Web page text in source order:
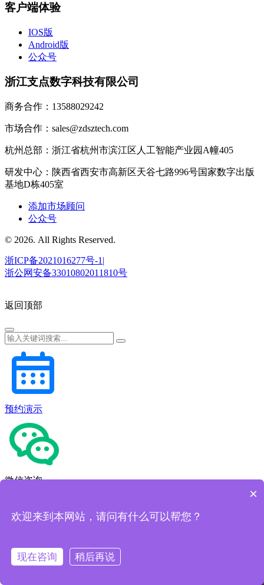
客户端体验
IOS版
Android版
公众号
浙江支点数字科技有限公司
商务合作：13588029242
市场合作：sales@zdsztech.com
杭州总部：浙江省杭州市滨江区人工智能产业园A幢405
研发中心：陕西省西安市高新区天谷七路996号国家数字出版
基地D栋405室
添加市场顾问
公众号
© 2026. All Rights Reserved.
浙ICP备2021016277号-1|
浙公网安备33010802011810号
返回顶部
预约演示
微信咨询
×
欢迎来到本网站，请问有什么可以帮您？
现在咨询 稍后再说